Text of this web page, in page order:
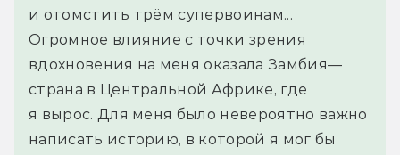
и отомстить трём супервоинам...
Огромное влияние с точки зрения
вдохновения на меня оказала Замбия—
страна в Центральной Африке, где
я вырос. Для меня было невероятно важно
написать историю, в которой я мог бы